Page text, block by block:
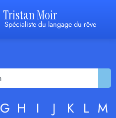
Tristan Moir
Spécialiste du langage du rêve
G H I J K L M